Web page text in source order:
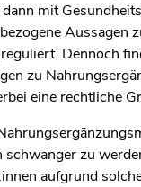
mit
Dennoch
zu
eine rechtliche
zu
aufgrund